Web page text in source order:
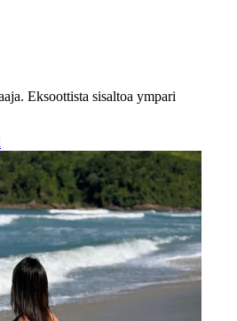
Eksoottista sisaltoa ympari